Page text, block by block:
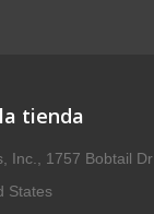
tienda
Inc., 1757 Bobtail Dr
States